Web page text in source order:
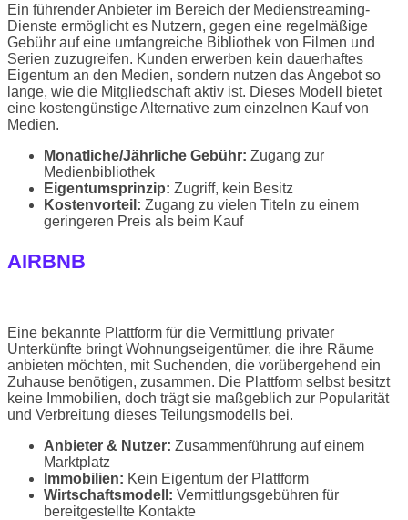
Ein führender Anbieter im Bereich der Medienstreaming-
Dienste ermöglicht es Nutzern, gegen eine regelmäßige
Gebühr auf eine umfangreiche Bibliothek von Filmen und
Serien zuzugreifen. Kunden erwerben kein dauerhaftes
Eigentum an den Medien, sondern nutzen das Angebot so
lange, wie die Mitgliedschaft aktiv ist. Dieses Modell bietet
eine kostengünstige Alternative zum einzelnen Kauf von
Medien.
Monatliche/Jährliche Gebühr: Zugang zur
Medienbibliothek
Eigentumsprinzip: Zugriff, kein Besitz
Kostenvorteil: Zugang zu vielen Titeln zu einem
geringeren Preis als beim Kauf
AIRBNB
Eine bekannte Plattform für die Vermittlung privater
Unterkünfte bringt Wohnungseigentümer, die ihre Räume
anbieten möchten, mit Suchenden, die vorübergehend ein
Zuhause benötigen, zusammen. Die Plattform selbst besitzt
keine Immobilien, doch trägt sie maßgeblich zur Popularität
und Verbreitung dieses Teilungsmodells bei.
Anbieter & Nutzer: Zusammenführung auf einem
Marktplatz
Immobilien: Kein Eigentum der Plattform
Wirtschaftsmodell: Vermittlungsgebühren für
bereitgestellte Kontakte